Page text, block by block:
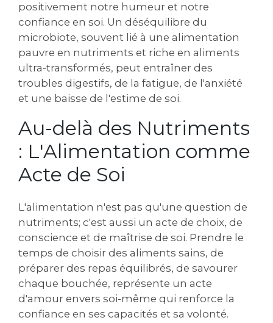
positivement notre humeur et notre
confiance en soi. Un déséquilibre du
microbiote, souvent lié à une alimentation
pauvre en nutriments et riche en aliments
ultra-transformés, peut entraîner des
troubles digestifs, de la fatigue, de l'anxiété
et une baisse de l'estime de soi.
Au-delà des Nutriments
: L'Alimentation comme
Acte de Soi
L'alimentation n'est pas qu'une question de
nutriments; c'est aussi un acte de choix, de
conscience et de maîtrise de soi. Prendre le
temps de choisir des aliments sains, de
préparer des repas équilibrés, de savourer
chaque bouchée, représente un acte
d'amour envers soi-même qui renforce la
confiance en ses capacités et sa volonté.